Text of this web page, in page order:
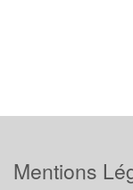
Mentions